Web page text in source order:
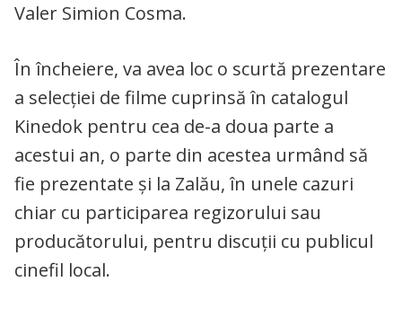
Valer Simion Cosma.
În încheiere, va avea loc o scurtă prezentare
a selecției de filme cuprinsă în catalogul
Kinedok pentru cea de-a doua parte a
acestui an, o parte din acestea urmând să
fie prezentate și la Zalău, în unele cazuri
chiar cu participarea regizorului sau
producătorului, pentru discuții cu publicul
cinefil local.